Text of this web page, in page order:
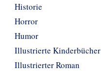
Historie
Horror
Humor
Illustrierte Kinderbücher
Illustrierter Roman